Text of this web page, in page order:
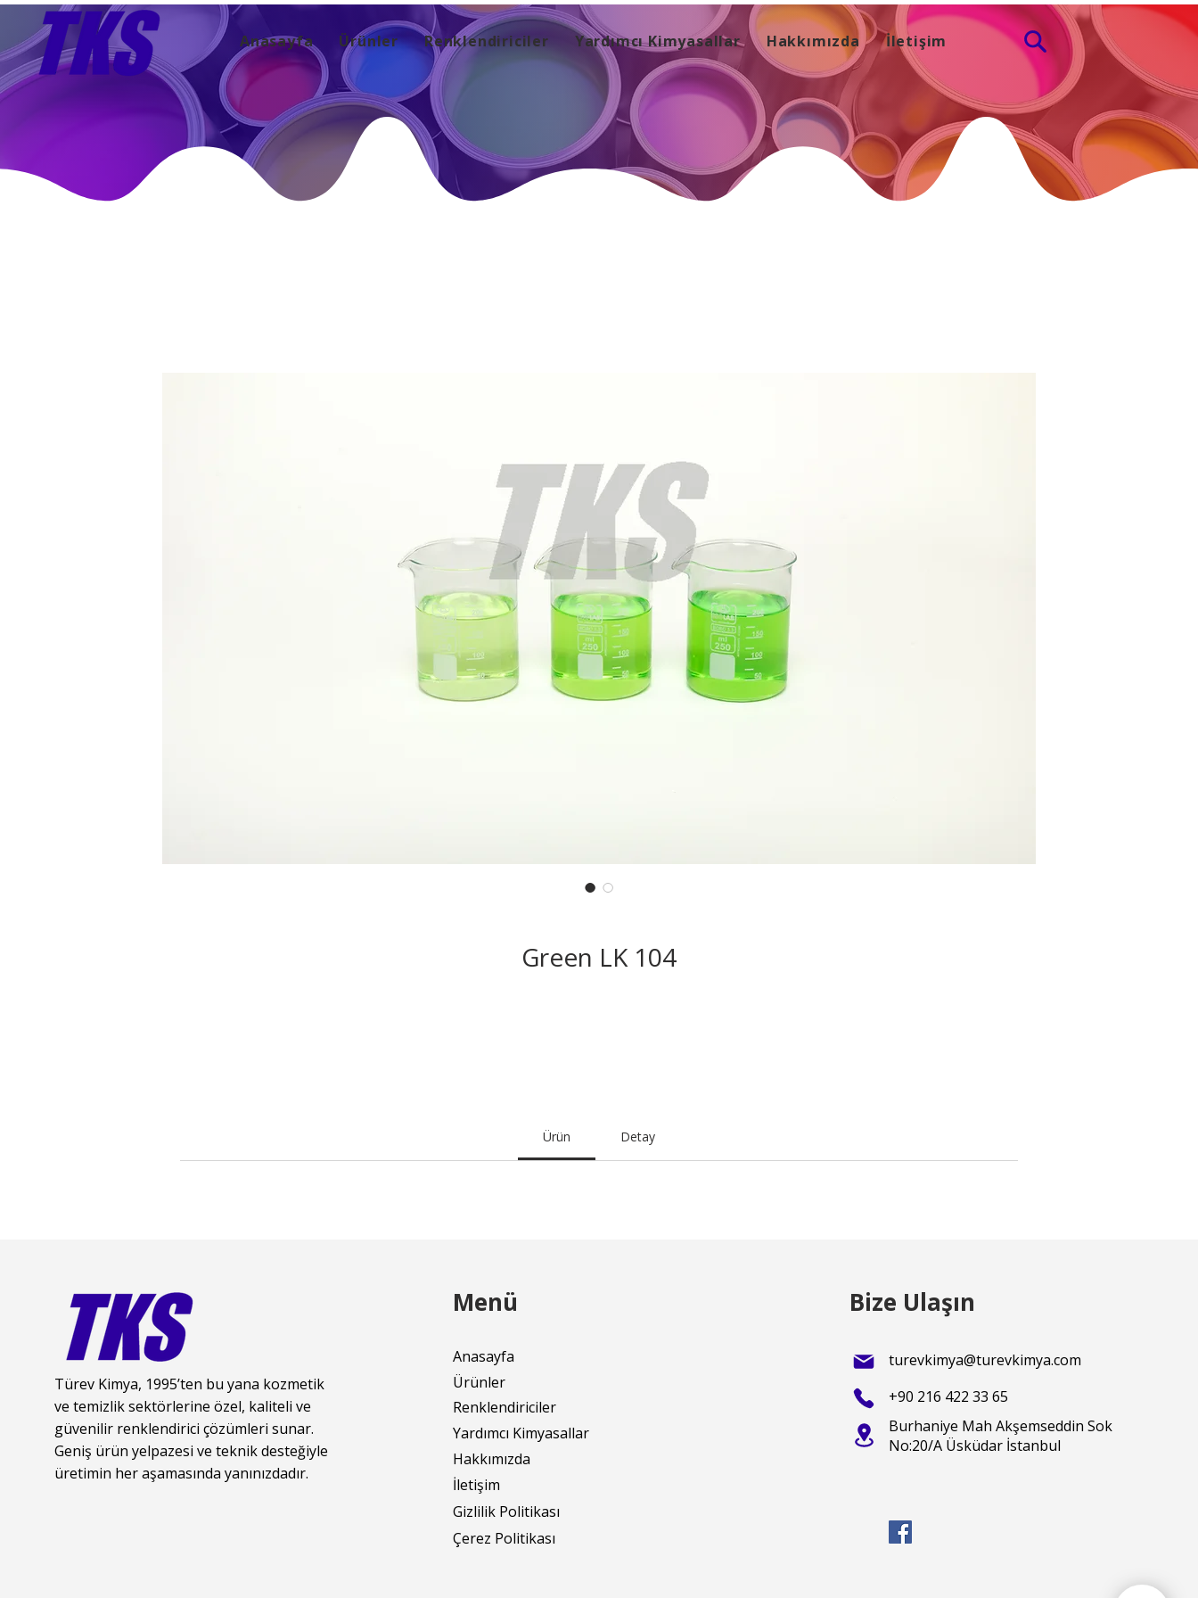
Anasayfa Ürünler Renklendiriciler Yardımcı Kimyasallar Hakkımızda İletişim
Green LK 104
Ürün Detay
Türev Kimya, 1995’ten bu yana kozmetik
ve temizlik sektörlerine özel, kaliteli ve
güvenilir renklendirici çözümleri sunar.
Geniş ürün yelpazesi ve teknik desteğiyle
üretimin her aşamasında yanınızdadır.
Menü
Anasayfa
Ürünler
Renklendiriciler
Yardımcı Kimyasallar
Hakkımızda
İletişim
Gizlilik Politikası
Çerez Politikası
Bize Ulaşın
turevkimya@turevkimya.com
+90 216 422 33 65
Burhaniye Mah Akşemseddin Sok
No:20/A Üsküdar İstanbul